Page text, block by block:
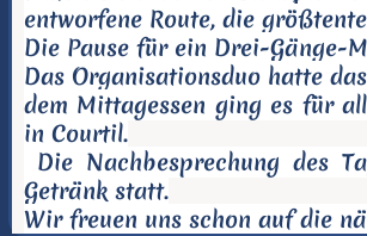
entworfene Route, die
Die Pause für ein Drei-Gänge-
Das Organisationsduo hatte
dem Mittagessen ging es für
in Courtil.
Die Nachbesprechung des
Getränk statt.
Wir freuen uns schon auf die